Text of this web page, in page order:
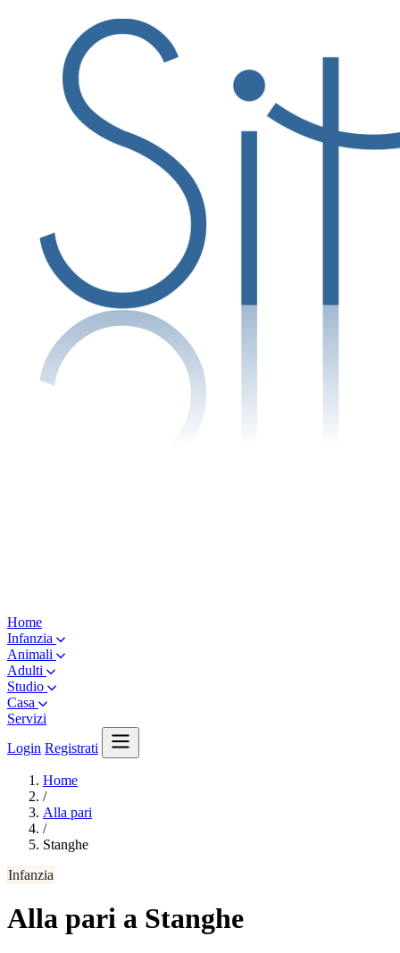
Home
Infanzia
Animali
Adulti
Studio
Casa
Servizi
Login Registrati
Home
/
Alla pari
/
Stanghe
Infanzia
Alla pari a Stanghe